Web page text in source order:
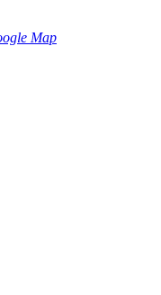
Map